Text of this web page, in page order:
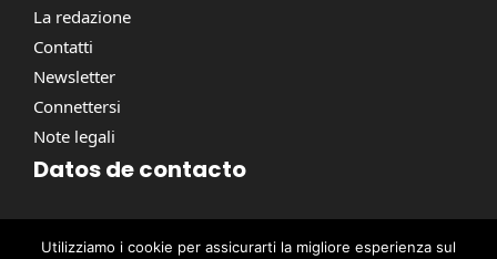
La redazione
Contatti
Newsletter
Connettersi
Note legali
Datos de contacto
Utilizziamo i cookie per assicurarti la migliore esperienza sul